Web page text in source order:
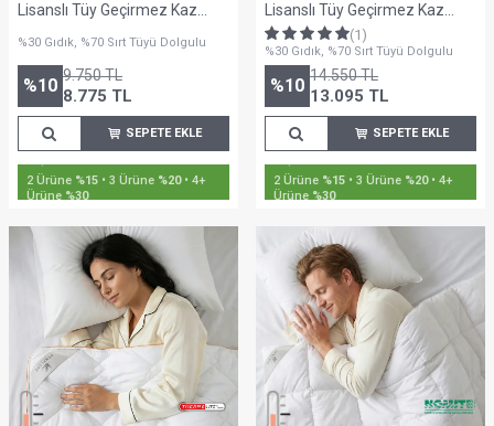
Lisanslı Tüy Geçirmez Kaz
Bronze Serisi
%30 Gıdık, %70 Sırt Tüyü Dolgulu
%10 9.750TL
8.775 TL
SEPETE EKLE
2 Ürüne • 3 Ürüne
Ürüne%30
Lisanslı Tüy Geçirmez Kaz
Tüyü Yorgan 240x260 cm-
Bronze Serisi
(1)
%30 Gıdık, %70 Sırt Tüyü Dolgulu
%10 14.550TL
13.095 TL
SEPETE EKLE
2 Ürüne • 3 Ürüne
Ürüne%30